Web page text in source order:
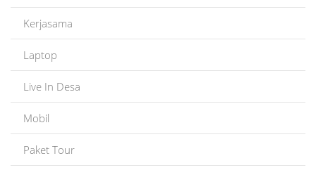
Kerjasama
Laptop
Live In Desa
Mobil
Paket Tour